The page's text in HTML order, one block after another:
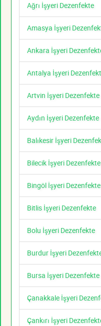
Ağrı İşyeri Dezenfekte
Amasya İşyeri
Ankara İşyeri
Antalya İşyeri
Artvin İşyeri Dezenfekte
Aydın İşyeri Dezenfekte
Balıkesir İşyeri
Bilecik İşyeri Dezenfekte
Bingöl İşyeri Dezenfekte
Bitlis İşyeri Dezenfekte
Bolu İşyeri Dezenfekte
Burdur İşyeri
Bursa İşyeri Dezenfekte
Çanakkale İşyeri
Çankırı İşyeri